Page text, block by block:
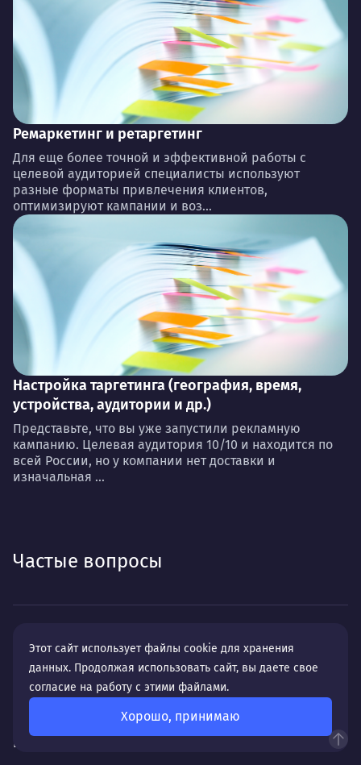
Ремаркетинг и ретаргетинг
Для еще более точной и эффективной работы с
целевой аудиторией специалисты используют
разные форматы привлечения клиентов,
оптимизируют кампании и воз...
Настройка таргетинга (география, время,
устройства, аудитории и др.)
Представьте, что вы уже запустили рекламную
кампанию. Целевая аудитория 10/10 и находится по
всей России, но у компании нет доставки и
изначальная ...
Частые вопросы
для бизнеса в Нижнем Новгороде?
Какие особенности SEO-продвижения
в Нижнем Новгороде?
Этот сайт использует файлы cookie для хранения
данных. Продолжая использовать сайт, вы даете свое
согласие на работу с этими файлами.
Хорошо, принимаю